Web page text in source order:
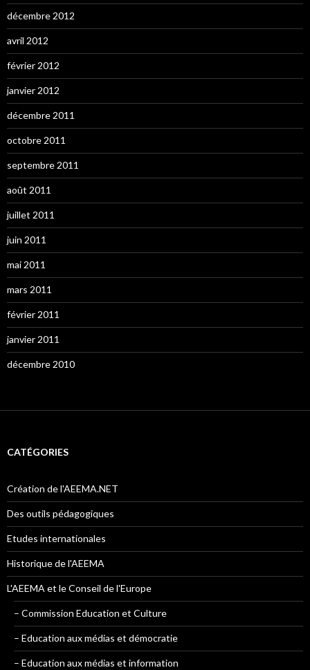
décembre 2012
avril 2012
février 2012
janvier 2012
décembre 2011
octobre 2011
septembre 2011
août 2011
juillet 2011
juin 2011
mai 2011
mars 2011
février 2011
janvier 2011
décembre 2010
CATÉGORIES
Création de l'AEEMA.NET
Des outils pédagogiques
Etudes internationales
Historique de l'AEEMA
L'AEEMA et le Conseil de l'Europe
– Commission Education et Culture
– Education aux médias et démocratie
– Education aux médias et information